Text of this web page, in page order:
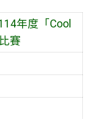
年度「Cool
賽